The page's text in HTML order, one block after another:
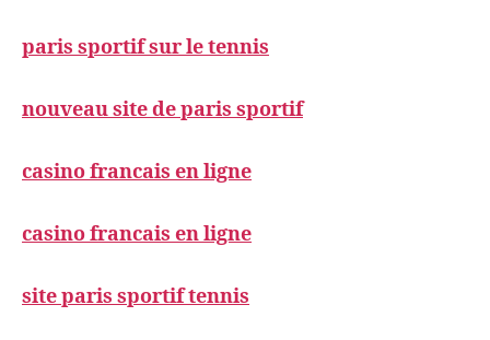
paris sportif sur le tennis
nouveau site de paris sportif
casino francais en ligne
casino francais en ligne
site paris sportif tennis